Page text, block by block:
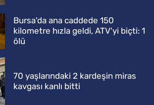
Bursa'da ana caddede 150
kilometre hızla geldi, ATV'yi biçti: 1
ölü
70 yaşlarındaki 2 kardeşin miras
kavgası kanlı bitti